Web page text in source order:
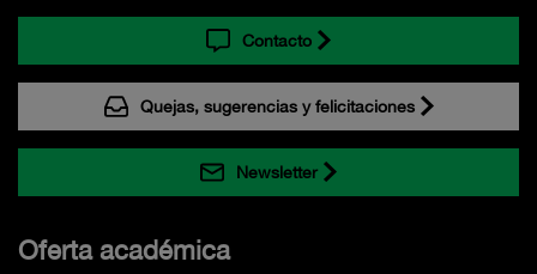
Contacto
Quejas, sugerencias y felicitaciones
Newsletter
Oferta académica